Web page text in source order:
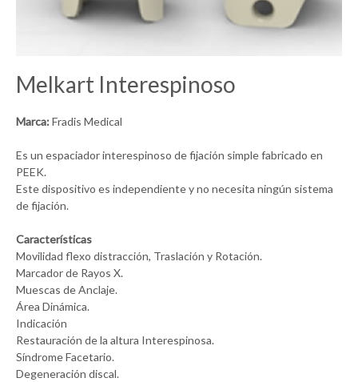
Melkart Interespinoso
Marca:Fradis Medical
Es un espaciador interespinoso de fijación simple fabricado en
PEEK.
Este dispositivo es independiente y no necesita ningún sistema
de fijación.
Características
Movilidad flexo distracción, Traslación y Rotación.
Marcador de Rayos X.
Muescas de Anclaje.
Área Dinámica.
Indicación
Restauración de la altura Interespinosa.
Síndrome Facetario.
Degeneración discal.